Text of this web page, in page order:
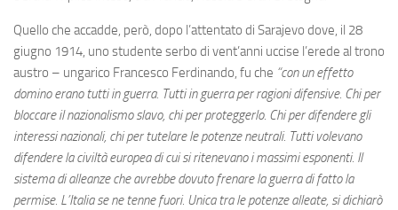
Quello che accadde, però, dopo l’attentato di Sarajevo dove, il 28
giugno 1914, uno studente serbo di vent’anni uccise l’erede al trono
austro – ungarico Francesco Ferdinando, fu che “con un effetto
domino erano tutti in guerra. Tutti in guerra per ragioni difensive. Chi per
bloccare il nazionalismo slavo, chi per proteggerlo. Chi per difendere gli
interessi nazionali, chi per tutelare le potenze neutrali. Tutti volevano
difendere la civiltà europea di cui si ritenevano i massimi esponenti. Il
sistema di alleanze che avrebbe dovuto frenare la guerra di fatto la
permise. L’Italia se ne tenne fuori. Unica tra le potenze alleate, si dichiarò